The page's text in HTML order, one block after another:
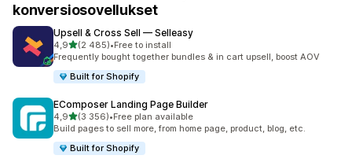
konversiosovellukset
Upsell & Cross Sell — Selleasy
4,9/ 5 tähteä
(2 485)
2485 arvostelua yhteensä
•Free to install
Frequently bought together bundles & in cart upsell, boost AOV
Built for Shopify
EComposer Landing Page Builder
4,9/ 5 tähteä
(3 356)
3356 arvostelua yhteensä
•Free plan available
Build pages to sell more, from home page, product, blog, etc.
Built for Shopify